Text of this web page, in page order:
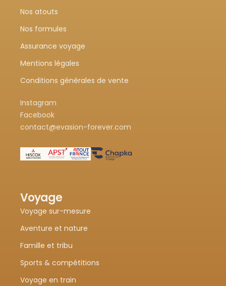
Nos atouts
Nos formules
Assurance voyage
Mentions légales
Conditions générales de vente
Instagram
Facebook
contact@evasion-forever.com
Voyage
Voyage sur-mesure
Aventure et nature
Famille et tribu
Sports & compétitions
Voyage en train